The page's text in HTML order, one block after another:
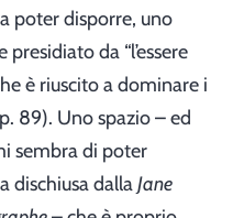
poter disporre, uno
da “l’essere
è riuscito a dominare i
89). Uno spazio – ed
sembra di poter
dischiusa dallaJane